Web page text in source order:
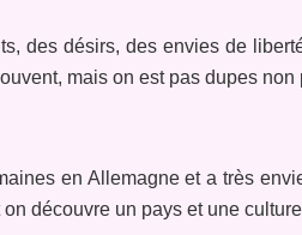
des désirs, des envies de
mais on est pas dupes non
en Allemagne et a très
découvre un pays et une